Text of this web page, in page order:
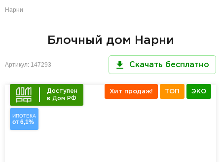
Нарни
Блочный дом Нарни
Артикул: 147293 Скачать бесплатно
Доступен
в Дом РФ
ИПОТЕКА
от 6,1%
Хит продаж! ТОП ЭКО